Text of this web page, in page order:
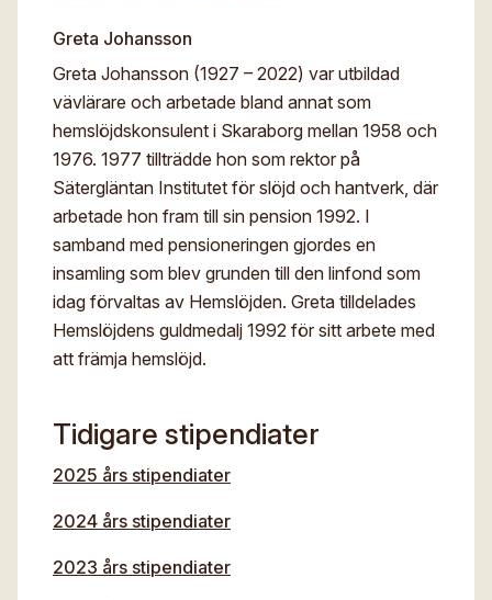
Greta Johansson
Greta Johansson (1927 – 2022) var utbildad
vävlärare och arbetade bland annat som
hemslöjdskonsulent i Skaraborg mellan 1958 och
1976. 1977 tillträdde hon som rektor på
Sätergläntan Institutet för slöjd och hantverk, där
arbetade hon fram till sin pension 1992. I
samband med pensioneringen gjordes en
insamling som blev grunden till den linfond som
idag förvaltas av Hemslöjden. Greta tilldelades
Hemslöjdens guldmedalj 1992 för sitt arbete med
att främja hemslöjd.
Tidigare stipendiater
2025 års stipendiater
2024 års stipendiater
2023 års stipendiater